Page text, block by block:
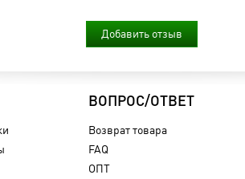
Добавить отзыв
ВОПРОС/ОТВЕТ
Возврат товара
FAQ
ОПТ